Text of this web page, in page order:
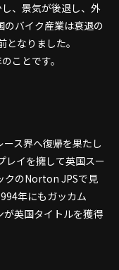
、景気が後退し、外
バイク産業は衰退の
なりました。
ことです。
ス界へ復帰を果たし
レイを擁して英国スー
クのNorton JPSで見
年にもガッカム
が英国タイトルを獲得